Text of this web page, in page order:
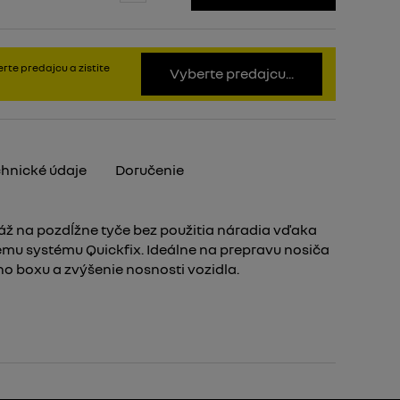
predajcu a zistite
Vyberte predajcu...
údaje Doručenie
na pozdĺžne tyče bez použitia náradia vďaka
systému Quickfix. Ideálne na prepravu nosiča
boxu a zvýšenie nosnosti vozidla.